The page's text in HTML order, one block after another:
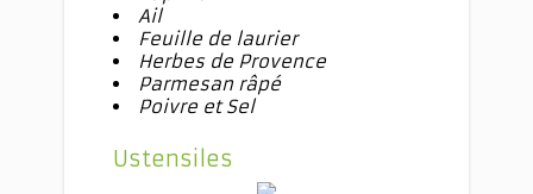
Ail
Feuille de laurier
Herbes de Provence
Parmesan râpé
Poivre et Sel
Ustensiles